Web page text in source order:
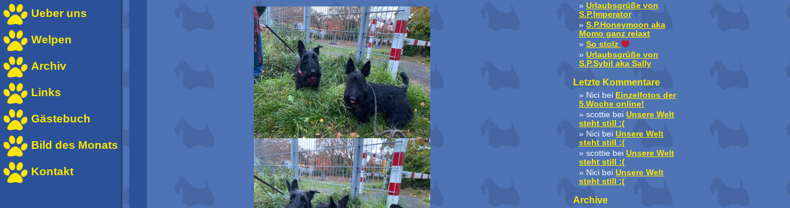
Ueber uns
Welpen
Archiv
Links
Gästebuch
Bild des Monats
Kontakt
Urlaubsgrüße von
S.P.Imperator
S.P.Honeymoon aka
Momo ganz relaxt
So stolz
Urlaubsgrüße von
S.P.Sybil aka Sally
Letzte Kommentare
Nici bei Einzelfotos der
5.Woche online!
scottie bei Unsere Welt
steht still :(
Nici bei Unsere Welt
steht still :(
scottie bei Unsere Welt
steht still :(
Nici bei Unsere Welt
steht still :(
Archive